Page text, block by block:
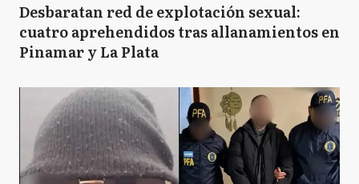
Desbaratan red de explotación sexual:
cuatro aprehendidos tras allanamientos en
Pinamar y La Plata